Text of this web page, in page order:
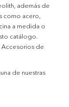
además de
como acero,
a medida o
catálogo.
Accesorios de
de nuestras